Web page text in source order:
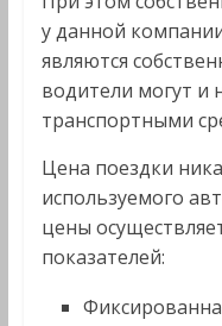
у данной
являются
водители могут и
транспортными
Цена поездки
используемого
цены
показателей: